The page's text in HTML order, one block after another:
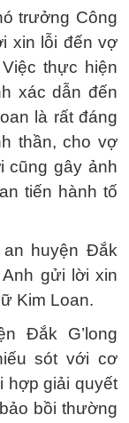
trưởng Công
xin lỗi đến vợ
thực hiện
xác dẫn đến
là rất đáng
thần, cho vợ
cũng gây ảnh
tiến hành tố
huyện Đắk
Anh gửi lời xin
Kim Loan.
Đắk G’long
sót với cơ
hợp giải quyết
bồi thường